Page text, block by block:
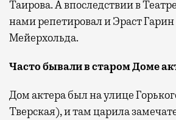
Таирова. А впоследствии в
нами репетировал и Эраст
Мейерхольда.
Часто бывали в старом Доме
Дом актера был на улице
Тверская), и там царила